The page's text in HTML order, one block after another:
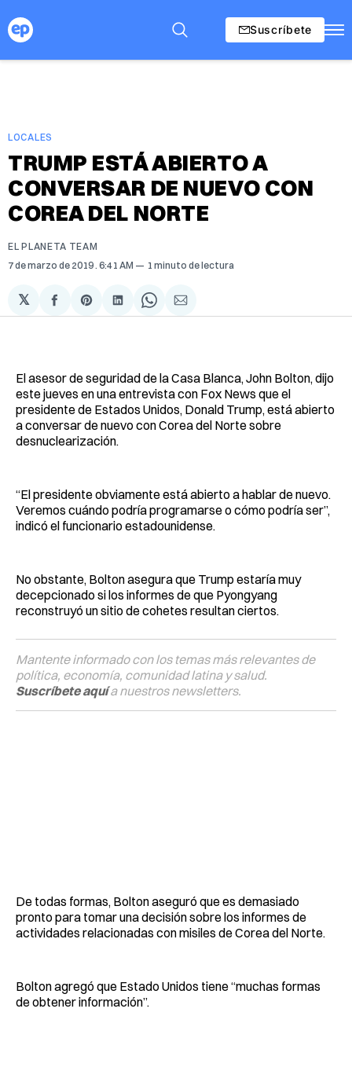
Suscríbete
LOCALES
TRUMP ESTÁ ABIERTO A
CONVERSAR DE NUEVO CON
COREA DEL NORTE
EL PLANETA TEAM
7 de marzo de 2019 . 6:41 AM 1 minuto de lectura
𝕏
Compartir
en
Share
on
Compartir
en
Share
on
Compartir
via
El asesor de seguridad de la Casa Blanca, John Bolton, dijo
este jueves en una entrevista con Fox News que el
presidente de Estados Unidos, Donald Trump, está abierto
a conversar de nuevo con Corea del Norte sobre
desnuclearización.
“El presidente obviamente está abierto a hablar de nuevo.
Veremos cuándo podría programarse o cómo podría ser”,
indicó el funcionario estadounidense.
No obstante, Bolton asegura que Trump estaría muy
decepcionado si los informes de que Pyongyang
reconstruyó un sitio de cohetes resultan ciertos.
Mantente informado con los temas más relevantes de
política, economía, comunidad latina y salud.
Suscríbete aquía nuestros newsletters.
De todas formas, Bolton aseguró que es demasiado
pronto para tomar una decisión sobre los informes de
actividades relacionadas con misiles de Corea del Norte.
Bolton agregó que Estado Unidos tiene “muchas formas
de obtener información”.